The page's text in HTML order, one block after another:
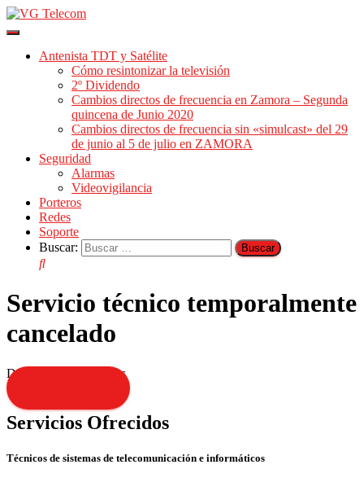
Cambiar
navegación
Antenista TDT y Satélite
Cómo resintonizar la televisión
2º Dividendo
Cambios directos de frecuencia en Zamora – Segunda
quincena de Junio 2020
Cambios directos de frecuencia sin «simulcast» del 29
de junio al 5 de julio en ZAMORA
Seguridad
Alarmas
Videovigilancia
Porteros
Redes
Soporte
Buscar:
Servicio técnico temporalmente
cancelado
Disculpen las molestias
Servicios Ofrecidos
Técnicos de sistemas de telecomunicación e informáticos